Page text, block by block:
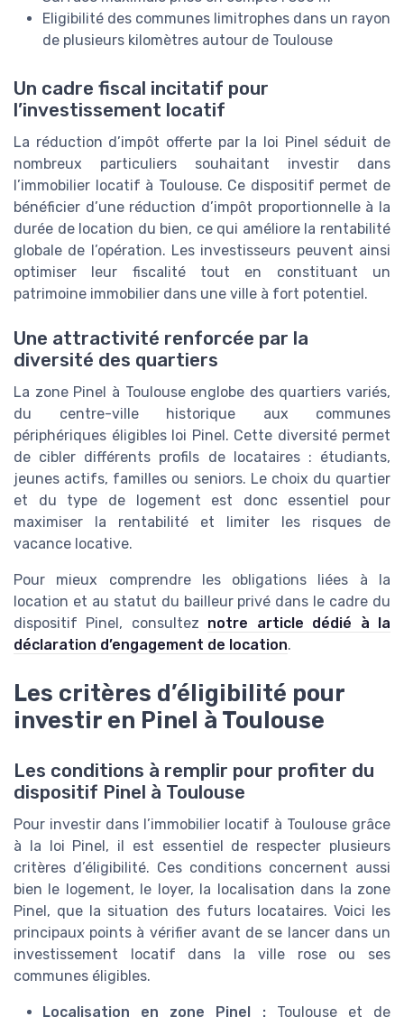
Eligibilité des communes limitrophes dans un rayon
de plusieurs kilomètres autour de Toulouse
Un cadre fiscal incitatif pour
l’investissement locatif
La réduction d’impôt offerte par la loi Pinel séduit de
nombreux particuliers souhaitant investir dans
l’immobilier locatif à Toulouse. Ce dispositif permet de
bénéficier d’une réduction d’impôt proportionnelle à la
durée de location du bien, ce qui améliore la rentabilité
globale de l’opération. Les investisseurs peuvent ainsi
optimiser leur fiscalité tout en constituant un
patrimoine immobilier dans une ville à fort potentiel.
Une attractivité renforcée par la
diversité des quartiers
La zone Pinel à Toulouse englobe des quartiers variés,
du centre-ville historique aux communes
périphériques éligibles loi Pinel. Cette diversité permet
de cibler différents profils de locataires : étudiants,
jeunes actifs, familles ou seniors. Le choix du quartier
et du type de logement est donc essentiel pour
maximiser la rentabilité et limiter les risques de
vacance locative.
Pour mieux comprendre les obligations liées à la
location et au statut du bailleur privé dans le cadre du
dispositif Pinel, consultez notre article dédié à la
déclaration d’engagement de location.
Les critères d’éligibilité pour
investir en Pinel à Toulouse
Les conditions à remplir pour profiter du
dispositif Pinel à Toulouse
Pour investir dans l’immobilier locatif à Toulouse grâce
à la loi Pinel, il est essentiel de respecter plusieurs
critères d’éligibilité. Ces conditions concernent aussi
bien le logement, le loyer, la localisation dans la zone
Pinel, que la situation des futurs locataires. Voici les
principaux points à vérifier avant de se lancer dans un
investissement locatif dans la ville rose ou ses
communes éligibles.
Localisation en zone Pinel :Toulouse et de